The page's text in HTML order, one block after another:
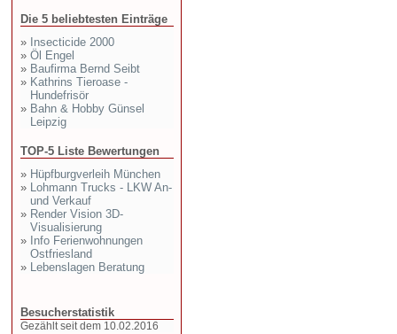
Die 5 beliebtesten Einträge
» Insecticide 2000
» Öl Engel
» Baufirma Bernd Seibt
» Kathrins Tieroase -
Hundefrisör
» Bahn & Hobby Günsel
Leipzig
TOP-5 Liste Bewertungen
» Hüpfburgverleih München
» Lohmann Trucks - LKW An-
und Verkauf
» Render Vision 3D-
Visualisierung
» Info Ferienwohnungen
Ostfriesland
» Lebenslagen Beratung
Besucherstatistik
Gezählt seit dem 10.02.2016